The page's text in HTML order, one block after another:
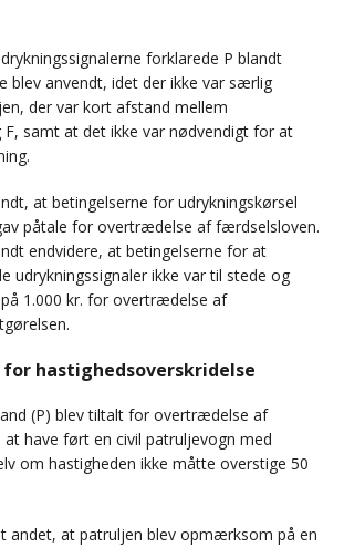
forklarede P blandt
blev anvendt, idet der ikke var særlig
der var kort afstand mellem
samt at det ikke var nødvendigt for at
at betingelserne for udrykningskørsel
påtale for overtrædelse af færdselsloven.
endvidere, at betingelserne for at
udrykningssignaler ikke var til stede og
1.000 kr. for overtrædelse af
for hastighedsoverskridelse
(P) blev tiltalt for overtrædelse af
have ført en civil patruljevogn med
om hastigheden ikke måtte overstige 50
andet, at patruljen blev opmærksom på en